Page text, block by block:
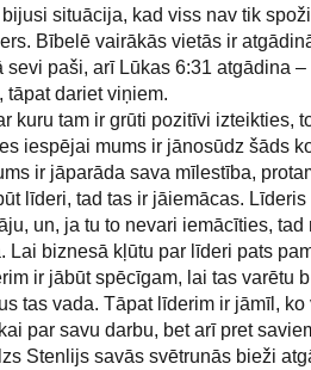
situācija, kad viss nav tik
Bībelē vairākās vietās ir
sevi paši, arī Lūkas 6:31 atgādina
tāpat dariet viņiem.
kuru tam ir grūti pozitīvi izteikties,
iespējai mums ir jānosūdz šāds
ir jāparāda sava mīlestība,
līderi, tad tas ir jāiemācas.
un, ja tu to nevari iemācīties, tad
Lai biznesā kļūtu par līderi pats
ir jābūt spēcīgam, lai tas varētu
tas vada. Tāpat līderim ir jāmīl, ko
par savu darbu, bet arī pret
Stenlijs savās svētrunās bieži